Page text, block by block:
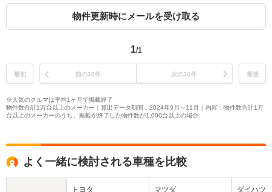
物件更新時にメールを受け取る
1/1
最初 前の30件 次の30件 最後
※人気のクルマは平均1ヶ月で掲載終了
物件数合計1万台以上のメーカー｜算出データ期間：2024年9月～11月｜内容：物件数合計1万
台以上のメーカーのうち、掲載が終了した物件数が1,000台以上の場合
よく一緒に検討される車種を比較
トヨタ マツダ ダイハツ